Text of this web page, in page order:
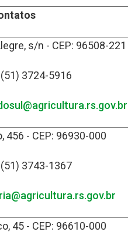
s/n - CEP: 96508-221
3724-5916
456 - CEP: 96930-000
3743-1367
45 - CEP: 96610-000